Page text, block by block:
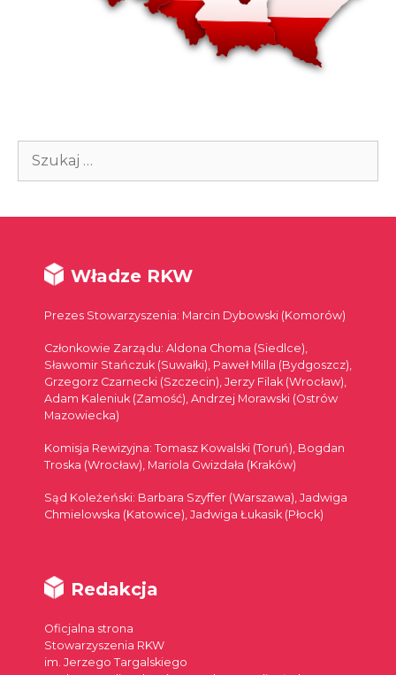
Szukaj:
Władze RKW
Prezes Stowarzyszenia: Marcin Dybowski (Komorów)
Członkowie Zarządu: Aldona Choma (Siedlce),
Sławomir Stańczuk (Suwałki), Paweł Milla (Bydgoszcz),
Grzegorz Czarnecki (Szczecin), Jerzy Filak (Wrocław),
Adam Kaleniuk (Zamość), Andrzej Morawski (Ostrów
Mazowiecka)
Komisja Rewizyjna: Tomasz Kowalski (Toruń), Bogdan
Troska (Wrocław), Mariola Gwizdała (Kraków)
Sąd Koleżeński: Barbara Szyffer (Warszawa), Jadwiga
Chmielowska (Katowice), Jadwiga Łukasik (Płock)
Redakcja
Oficjalna strona
Stowarzyszenia RKW
im. Jerzego Targalskiego